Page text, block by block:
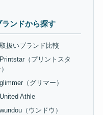
ランドから探す
取扱いブランド比較
Printstar（プリントスタ
glimmer（グリマー）
United Athle
wundou（ウンドウ）